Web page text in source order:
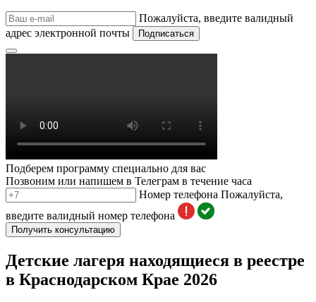
Пожалуйста, введите валидный
адрес электронной почты
Подписаться
Подберем программу специально для вас
Позвоним или напишем в Телеграм в течение часа
Номер телефона Пожалуйста,
введите валидный номер телефона
Получить консультацию
Детские лагеря находящиеся в реестре
в Краснодарском Крае 2026